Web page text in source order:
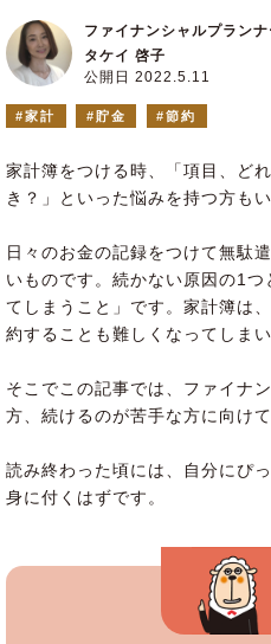
公開日 2022.5.11
ファイナンシャルプランナ
タケイ 啓子
家計 貯金 節約
家計簿をつける時、「項目、ど
き？」といった悩みを持つ方も
日々のお金の記録をつけて無駄
いものです。続かない原因の1
てしまうこと」です。家計簿は
約することも難しくなってしまい
そこでこの記事では、ファイナ
方、続けるのが苦手な方に向け
読み終わった頃には、自分にぴ
身に付くはずです。